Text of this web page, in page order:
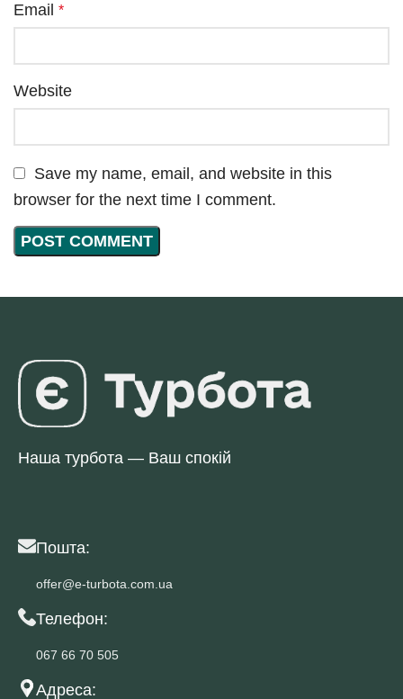
Email *
Website
Save my name, email, and website in this
browser for the next time I comment.
Наша турбота — Ваш спокій
Пошта:
offer@e-turbota.com.ua
Телефон:
067 66 70 505
Адреса: